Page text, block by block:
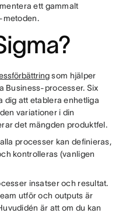
ett gammalt
metoden.
som hjälper
Business-processer. Six
dig att etablera enhetliga
variationer i din
det mängden produktfel.
processer kan definieras,
kontrolleras (vanligen
insatser och resultat.
utför och outputs är
är att om du kan